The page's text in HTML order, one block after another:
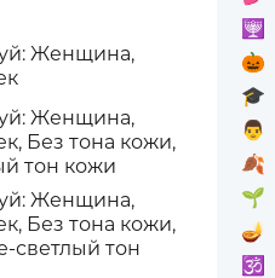
Женщина,
Женщина,
Без тона кожи,
тон кожи
Женщина,
Без тона кожи,
светлый тон
🕎
🎃
🎓
👨
🍂
🌱
🪔
🕉️